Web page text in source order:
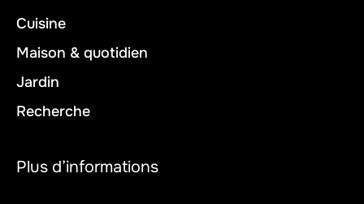
Cuisine
Maison & quotidien
Jardin
Recherche
Plus d’informations